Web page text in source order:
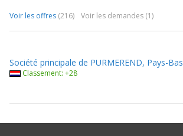
Voir les offres (216) Voir les demandes (1)
Société principale de PURMEREND, Pays-Bas
Classement: +28